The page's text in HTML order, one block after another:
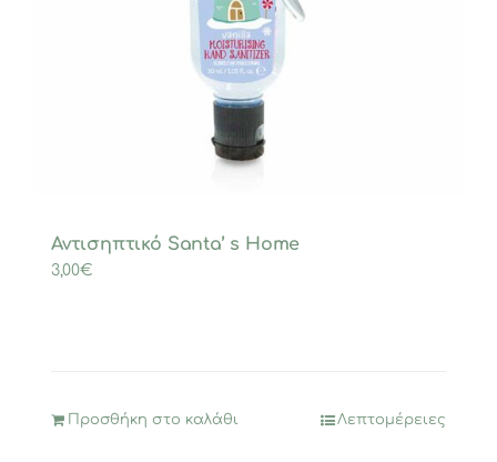
Αντισηπτικό Santa’ s Home
3,00€
Προσθήκη στο καλάθι Λεπτομέρειες